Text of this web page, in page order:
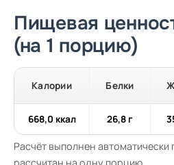
Пищевая
(на 1 порцию)
Калории Белки
668,0 ккал 26,8 г
Расчёт выполнен автоматически
рассчитан на одну порцию